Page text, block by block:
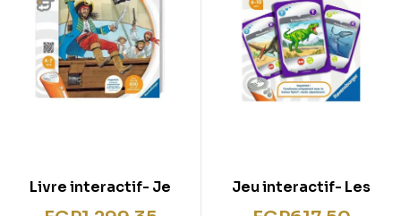
Jeu interactif- Les
dinosaures
Livre interactif- Je
découvre les pirates